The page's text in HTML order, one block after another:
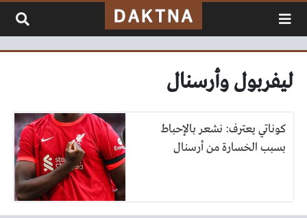
ليفربول وأرسنال
كوناتي يعترف: نشعر بالإحباط
بسبب الخسارة من أرسنال